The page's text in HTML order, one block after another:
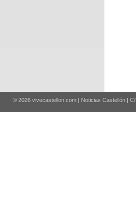
© 2026 vivecastellon.com | Noticias Castellón |